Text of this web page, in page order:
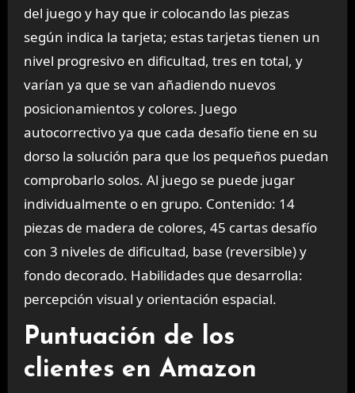
del juego y hay que ir colocando las piezas
según indica la tarjeta; estas tarjetas tienen un
nivel progresivo en dificultad, tres en total, y
varían ya que se van añadiendo nuevos
posicionamientos y colores. Juego
autocorrectivo ya que cada desafío tiene en su
dorso la solución para que los pequeños puedan
comprobarlo solos. Al juego se puede jugar
individualmente o en grupo. Contenido: 14
piezas de madera de colores, 45 cartas desafío
con 3 niveles de dificultad, base (reversible) y
fondo decorado. Habilidades que desarrolla:
percepción visual y orientación espacial.
Puntuación de los
clientes en Amazon